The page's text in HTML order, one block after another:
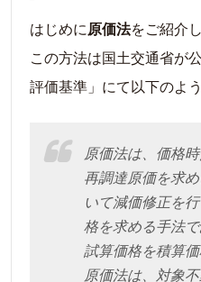
はじめに原価法をご紹介し
この方法は国土交通省が
評価基準」にて以下のよ
原価法は、価格
再調達原価を求
いて減価修正を
格を求める手法
試算価格を積算価
原価法は、対象